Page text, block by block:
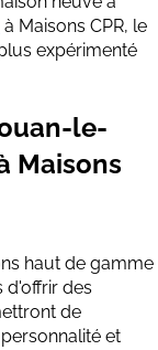
à Maisons CPR, le
expérimenté
le-
Maisons
haut de gamme
d'offrir des
de
et